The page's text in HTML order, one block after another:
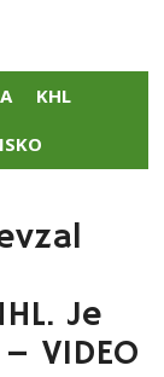
KHL
Je
VIDEO